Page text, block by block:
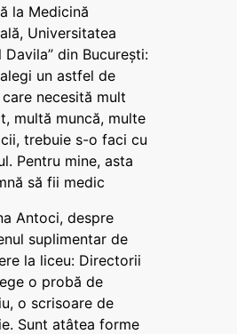
la Medicină
Universitatea
Davila” din București:
un astfel de
necesită mult
multă muncă, multe
trebuie s-o faci cu
Pentru mine, asta
să fii medic
Antoci, despre
suplimentar de
la liceu: Directorii
o probă de
o scrisoare de
Sunt atâtea forme